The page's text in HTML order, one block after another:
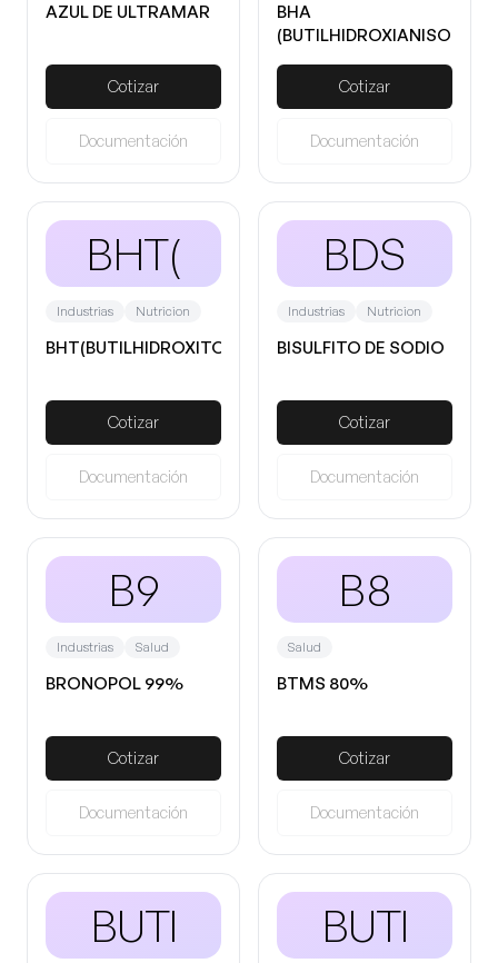
AZUL DE ULTRAMAR
Cotizar
Documentación
BHA
(BUTILHIDROXIANISOL)
Cotizar
Documentación
BHT(
Industrias Nutricion
BHT(BUTILHIDROXITOLUENO)
Cotizar
Documentación
BDS
Industrias Nutricion
BISULFITO DE SODIO
Cotizar
Documentación
B9
Industrias Salud
BRONOPOL 99%
Cotizar
Documentación
B8
Salud
BTMS 80%
Cotizar
Documentación
BUTI BUTI